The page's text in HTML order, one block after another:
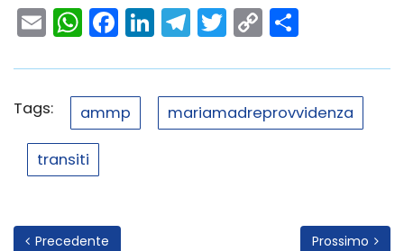
EmailWhatsApp
Facebook
LinkedIn
Telegram
Twitter
Copy
Link
Tags: ammp mariamadreprovvidenza
transiti
Precedente Prossimo